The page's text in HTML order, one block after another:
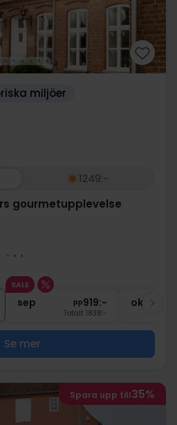
mer.
miljöer
1249:-
gourmetupplevelse
med 5-rättersmeny
SALE
sep pp919:-
Totalt 1838:-
okt
Se mer
Spara upp till35%